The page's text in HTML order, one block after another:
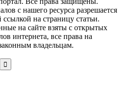
с нашего ресурса разрешается
на страницу статьи.
на сайте взяты с открытых
интернета, все права на
владельцам.